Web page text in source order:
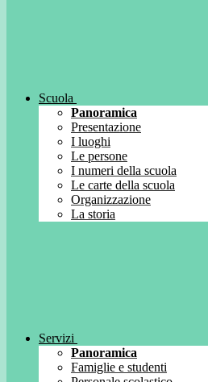
Scuola
Panoramica
Presentazione
I luoghi
Le persone
I numeri della scuola
Le carte della scuola
Organizzazione
La storia
Servizi
Panoramica
Famiglie e studenti